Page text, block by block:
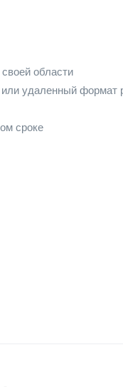
области
удаленный формат
сроке